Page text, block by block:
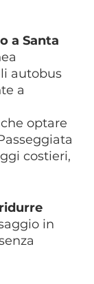
a Santa
autobus
a
optare
costieri,
ridurre
in